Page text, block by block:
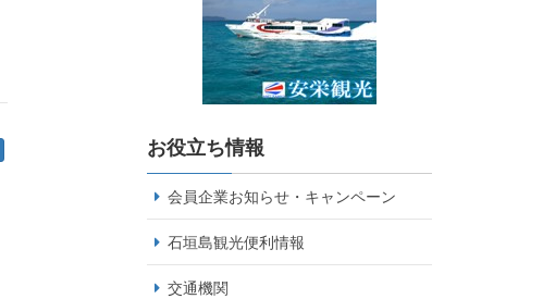
お役立ち情報
会員企業お知らせ・キャンペーン
石垣島観光便利情報
交通機関